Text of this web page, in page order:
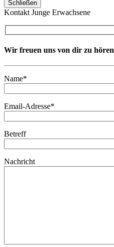
Schließen
Kontakt Junge Erwachsene
Wir freuen uns von dir zu hören
Name*
Email-Adresse*
Betreff
Nachricht